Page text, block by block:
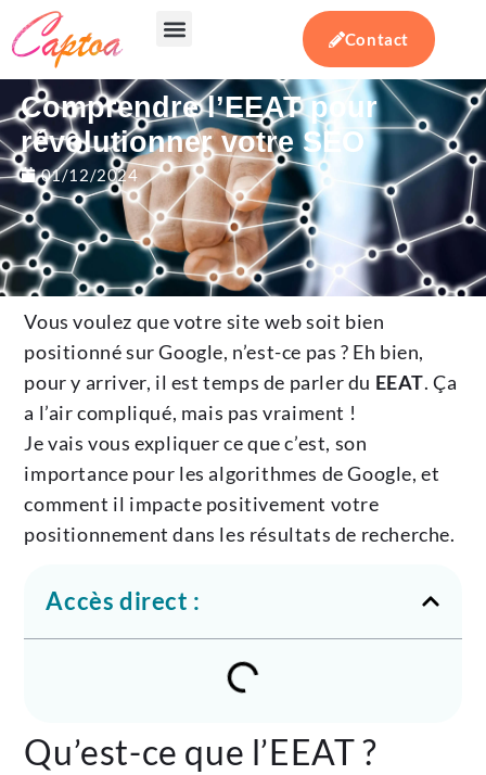
Contact
Comprendre l’EEAT pour
révolutionner votre SEO
01/12/2024
Vous voulez que votre site web soit bien
positionné sur Google, n’est-ce pas ? Eh bien,
pour y arriver, il est temps de parler du EEAT. Ça
a l’air compliqué, mais pas vraiment !
Je vais vous expliquer ce que c’est, son
importance pour les algorithmes de Google, et
comment il impacte positivement votre
positionnement dans les résultats de recherche.
Accès direct :
Qu’est-ce que l’EEAT ?